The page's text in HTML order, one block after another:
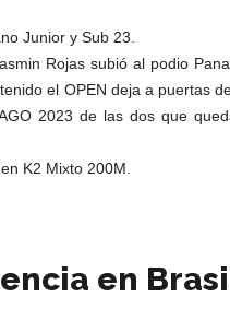
Junior y Sub 23.
Rojas subió al podio
el OPEN deja a puertas
2023 de las dos que
K2 Mixto 200M.
en